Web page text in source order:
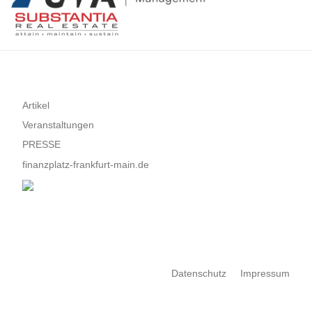
Artikel
Veranstaltungen
PRESSE
finanzplatz-frankfurt-main.de
Datenschutz Impressum